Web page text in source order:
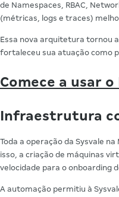
de Namespaces, RBAC,
(métricas, logs e traces)
Essa nova arquitetura tornou
fortaleceu sua atuação como
Comece a usar
Infraestrutura
Toda a operação da Sysvale
isso, a criação de máquinas
velocidade para o onboarding
A automação permitiu à